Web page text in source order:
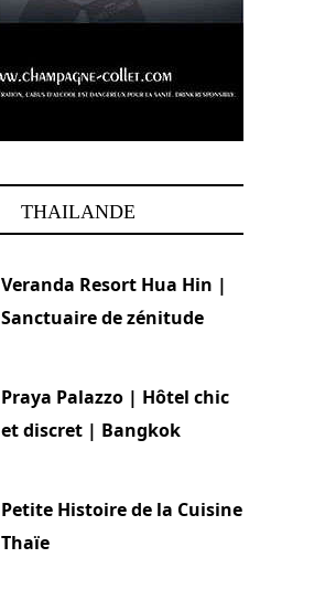
THAILANDE
Veranda Resort Hua Hin |
Sanctuaire de zénitude
Praya Palazzo | Hôtel chic
et discret | Bangkok
Petite Histoire de la Cuisine
Thaïe